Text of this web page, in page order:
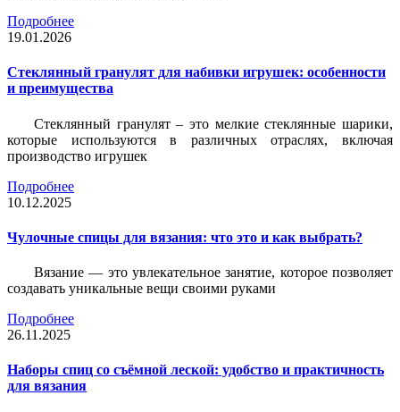
Подробнее
19.01.2026
Стеклянный гранулят для набивки игрушек: особенности
и преимущества
Стеклянный гранулят – это мелкие стеклянные шарики,
которые используются в различных отраслях, включая
производство игрушек
Подробнее
10.12.2025
Чулочные спицы для вязания: что это и как выбрать?
Вязание — это увлекательное занятие, которое позволяет
создавать уникальные вещи своими руками
Подробнее
26.11.2025
Наборы спиц со съёмной леской: удобство и практичность
для вязания